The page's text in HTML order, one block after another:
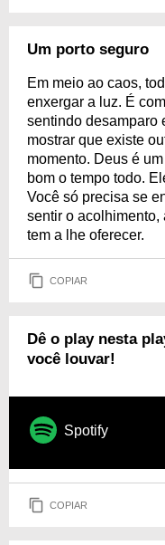
Um porto seguro
Em meio ao caos,
enxergar a luz. É
sentindo desamparo
mostrar que existe
momento. Deus é
bom o tempo todo.
Você só precisa se
sentir o acolhimento,
tem a lhe oferecer.
COPIAR
Dê o play nesta
você louvar!
Spotify
COPIAR